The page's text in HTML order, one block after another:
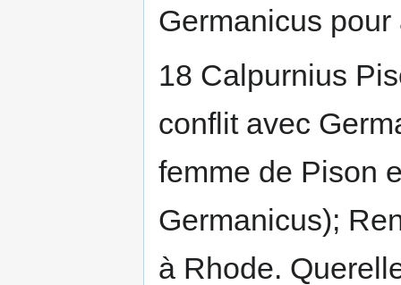
Germanicus
18 Calpurnius
conflit avec
femme de Pison
Germanicus);
à Rhode.